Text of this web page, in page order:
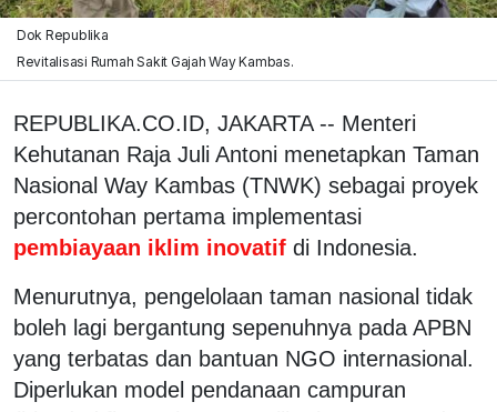
Dok Republika
Revitalisasi Rumah Sakit Gajah Way Kambas.
REPUBLIKA.CO.ID, JAKARTA -- Menteri
Kehutanan Raja Juli Antoni menetapkan Taman
Nasional Way Kambas (TNWK) sebagai proyek
percontohan pertama implementasi
pembiayaan iklim inovatif di Indonesia.
Menurutnya, pengelolaan taman nasional tidak
boleh lagi bergantung sepenuhnya pada APBN
yang terbatas dan bantuan NGO internasional.
Diperlukan model pendanaan campuran